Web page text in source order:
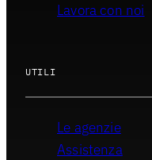
Lavora con noi
UTILI
Le agenzie
Assistenza